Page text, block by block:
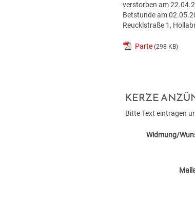
verstorben am
Betstunde am
Reucklstraße 1,
Parte (298 KB)
KERZE
Bitte Text eintragen
Widmung/